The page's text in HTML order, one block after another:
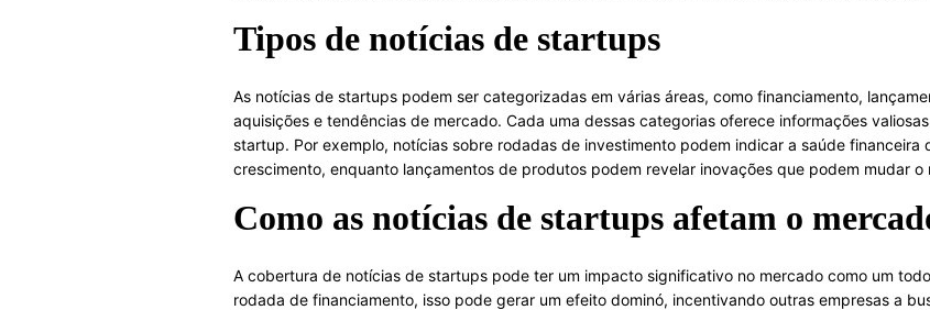
Tipos de notícias de startups
As notícias de startups podem ser categorizadas em várias áreas, como financiamento,
aquisições e tendências de mercado. Cada uma dessas categorias oferece informações
startup. Por exemplo, notícias sobre rodadas de investimento podem indicar a saúde financeira
crescimento, enquanto lançamentos de produtos podem revelar inovações que podem mudar o
Como as notícias de startups afetam o
A cobertura de notícias de startups pode ter um impacto significativo no mercado como um
rodada de financiamento, isso pode gerar um efeito dominó, incentivando outras empresas a